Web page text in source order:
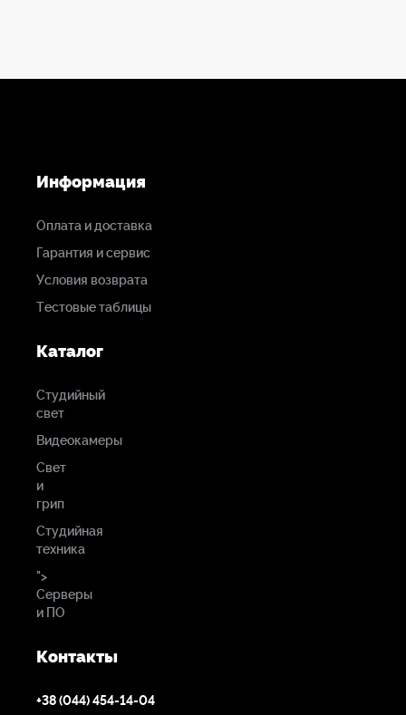
Информация
Оплата и доставка
Гарантия и сервис
Условия возврата
Тестовые таблицы
Каталог
Студийный
свет
Видеокамеры
Свет
и
грип
Студийная
техника
">
Серверы
и ПО
Контакты
+38 (044) 454-14-04